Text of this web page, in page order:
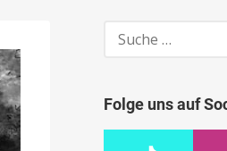
Suche
Folge uns auf